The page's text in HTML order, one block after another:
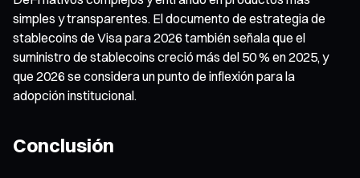
simples y transparentes. El documento de estrategia de
stablecoins de Visa para 2026 también señala que el
suministro de stablecoins creció más del 50 % en 2025, y
que 2026 se considera un punto de inflexión para la
adopción institucional.
Conclusión